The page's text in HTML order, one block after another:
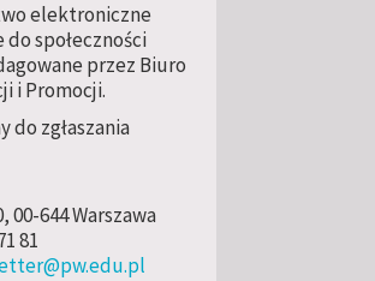
elektroniczne
społeczności
przez Biuro
i Promocji.
do zgłaszania
00-644 Warszawa
81